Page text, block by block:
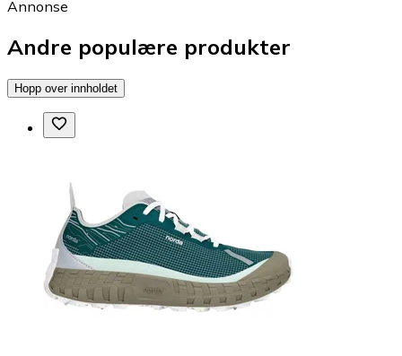
Annonse
Andre populære produkter
Hopp over innholdet